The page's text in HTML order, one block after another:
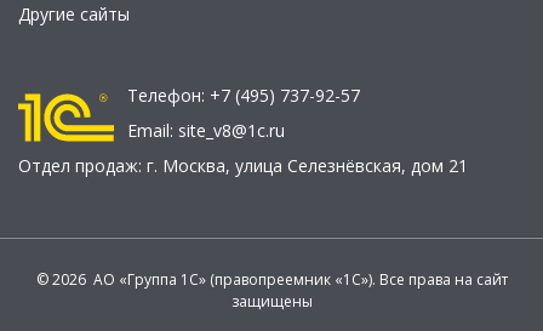
Другие сайты
Телефон: +7 (495) 737-92-57
Email: site_v8@1c.ru
Отдел продаж: г. Москва, улица Селезнёвская, дом 21
© 2026 АО «Группа 1С» (правопреемник «1С»). Все права на сайт
защищены